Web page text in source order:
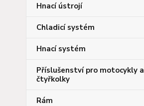
Hnací ústrojí
Chladicí systém
Hnací systém
Příslušenství pro motocykly a
čtyřkolky
Rám